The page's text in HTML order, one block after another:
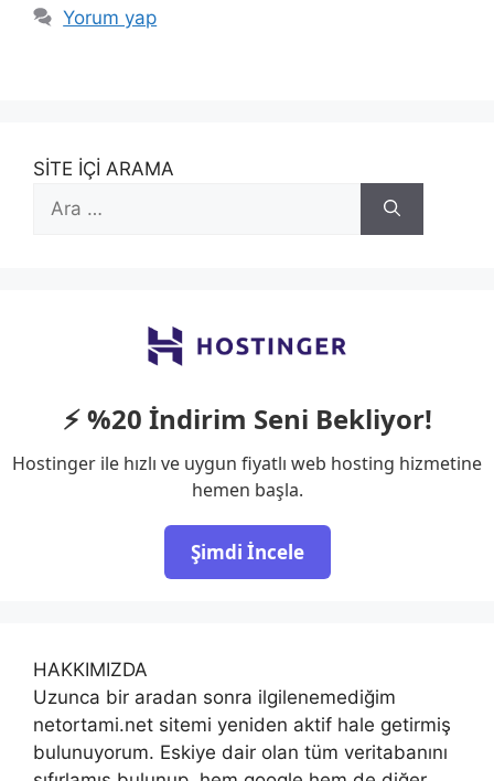
Yorum yap
SİTE İÇİ ARAMA
ara
⚡ %20 İndirim Seni Bekliyor!
Hostinger ile hızlı ve uygun fiyatlı web hosting hizmetine
hemen başla.
Şimdi İncele
HAKKIMIZDA
Uzunca bir aradan sonra ilgilenemediğim
netortami.net sitemi yeniden aktif hale getirmiş
bulunuyorum. Eskiye dair olan tüm veritabanını